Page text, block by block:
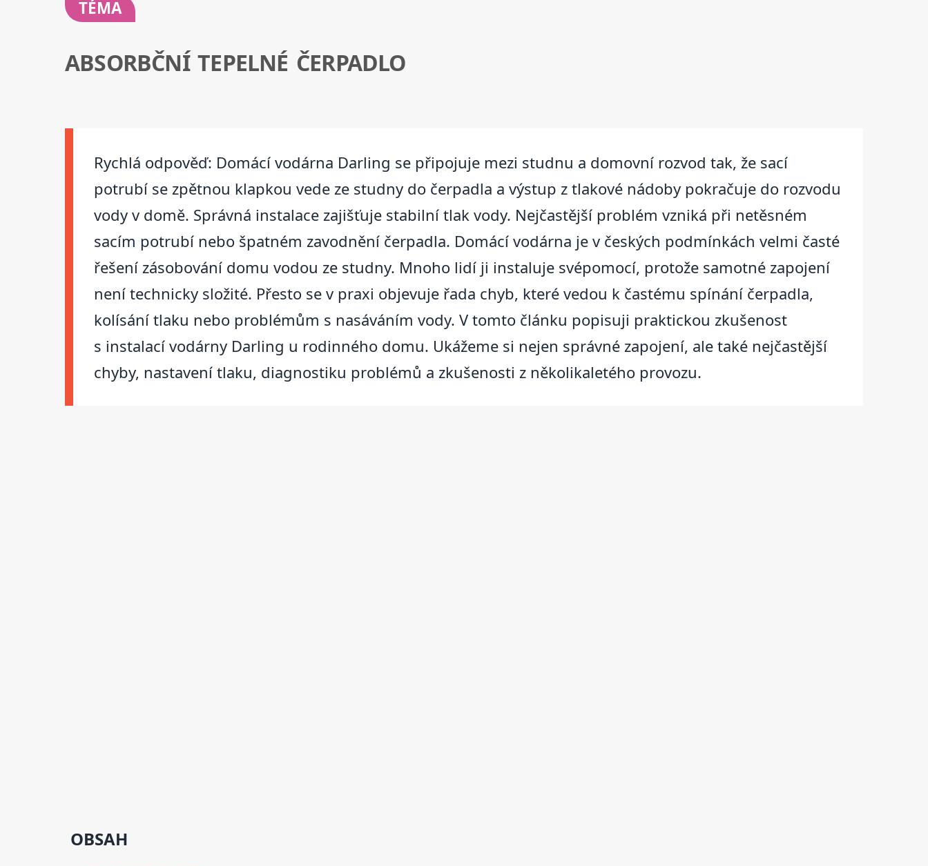
TÉMA
ABSORBČNÍ TEPELNÉ ČERPADLO
Rychlá odpověď: Domácí vodárna Darling se připojuje mezi studnu a domovní rozvod tak, že sací
potrubí se zpětnou klapkou vede ze studny do čerpadla a výstup z tlakové nádoby pokračuje do rozvodu
vody v domě. Správná instalace zajišťuje stabilní tlak vody. Nejčastější problém vzniká při netěsném
sacím potrubí nebo špatném zavodnění čerpadla. Domácí vodárna je v českých podmínkách velmi časté
řešení zásobování domu vodou ze studny. Mnoho lidí ji instaluje svépomocí, protože samotné zapojení
není technicky složité. Přesto se v praxi objevuje řada chyb, které vedou k častému spínání čerpadla,
kolísání tlaku nebo problémům s nasáváním vody. V tomto článku popisuji praktickou zkušenost
s instalací vodárny Darling u rodinného domu. Ukážeme si nejen správné zapojení, ale také nejčastější
chyby, nastavení tlaku, diagnostiku problémů a zkušenosti z několikaletého provozu.
OBSAH